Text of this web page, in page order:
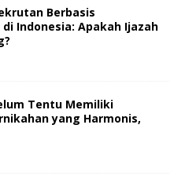
Berbasis
Indonesia: Apakah Ijazah
Tentu Memiliki
yang Harmonis,